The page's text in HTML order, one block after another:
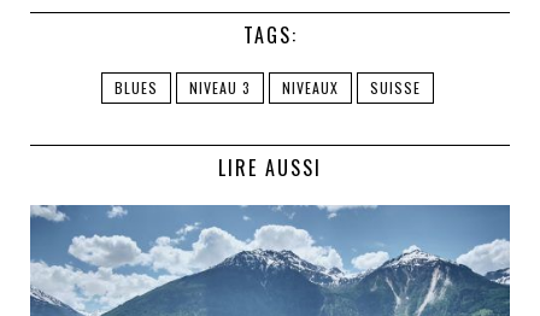
TAGS:
BLUES NIVEAU 3 NIVEAUX SUISSE
LIRE AUSSI